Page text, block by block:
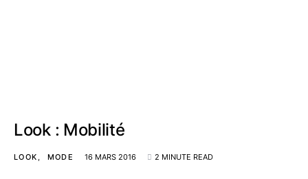
Look : Mobilité
LOOK MODE 16 MARS 2016 2 MINUTE READ